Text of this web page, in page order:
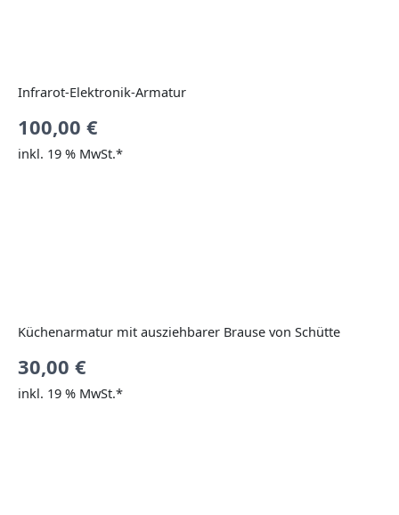
Infrarot-Elektronik-Armatur
100,00 €
inkl. 19 % MwSt.*
Küchenarmatur mit ausziehbarer Brause von Schütte
30,00 €
inkl. 19 % MwSt.*